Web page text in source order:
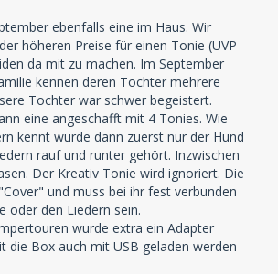
ebenfalls eine im Haus. Wir
höheren Preise für einen Tonie (UVP
da mit zu machen. Im September
kennen deren Tochter mehrere
Tochter war schwer begeistert.
eine angeschafft mit 4 Tonies. Wie
kennt wurde dann zuerst nur der Hund
rauf und runter gehört. Inzwischen
Der Kreativ Tonie wird ignoriert. Die
und muss bei ihr fest verbunden
oder den Liedern sein.
wurde extra ein Adapter
die Box auch mit USB geladen werden